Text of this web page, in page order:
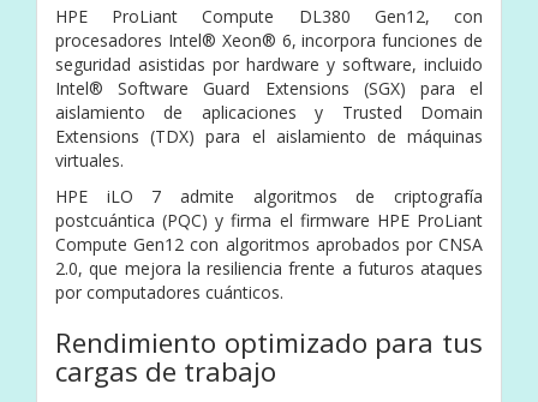
HPE ProLiant Compute DL380 Gen12, con
procesadores Intel® Xeon® 6, incorpora funciones de
seguridad asistidas por hardware y software, incluido
Intel® Software Guard Extensions (SGX) para el
aislamiento de aplicaciones y Trusted Domain
Extensions (TDX) para el aislamiento de máquinas
virtuales.
HPE iLO 7 admite algoritmos de criptografía
postcuántica (PQC) y firma el firmware HPE ProLiant
Compute Gen12 con algoritmos aprobados por CNSA
2.0, que mejora la resiliencia frente a futuros ataques
por computadores cuánticos.
Rendimiento optimizado para tus
cargas de trabajo